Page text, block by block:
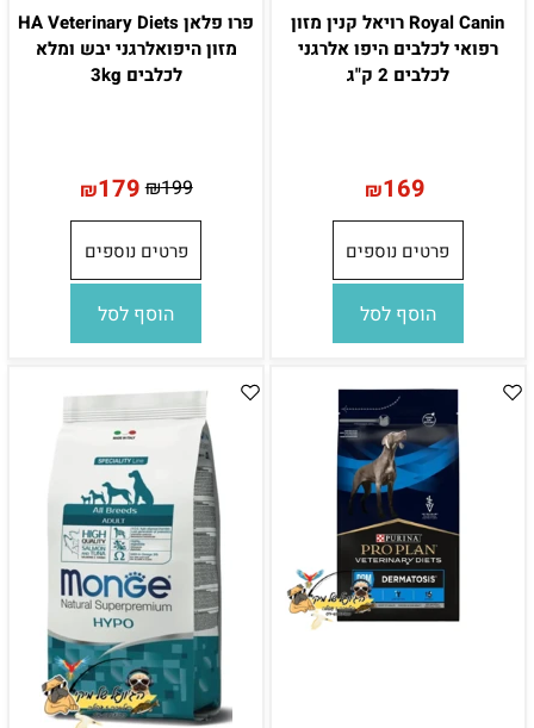
Royal Canin רויאל קנין מזון
רפואי לכלבים היפו אלרגני
לכלבים 2 ק"ג
₪169
פרטים נוספים
הוסף לסל
פרו פלאן HA Veterinary Diets
מזון היפואלרגני יבש ומלא
לכלבים 3kg
₪199
₪179
פרטים נוספים
הוסף לסל